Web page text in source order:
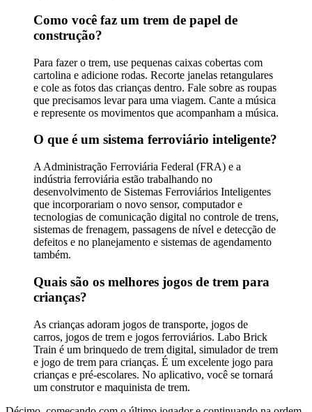
Como você faz um trem de papel de
construção?
Para fazer o trem, use pequenas caixas cobertas com
cartolina e adicione rodas. Recorte janelas retangulares
e cole as fotos das crianças dentro. Fale sobre as roupas
que precisamos levar para uma viagem. Cante a música
e represente os movimentos que acompanham a música.
O que é um sistema ferroviário inteligente?
A Administração Ferroviária Federal (FRA) e a
indústria ferroviária estão trabalhando no
desenvolvimento de Sistemas Ferroviários Inteligentes
que incorporariam o novo sensor, computador e
tecnologias de comunicação digital no controle de trens,
sistemas de frenagem, passagens de nível e detecção de
defeitos e no planejamento e sistemas de agendamento
também.
Quais são os melhores jogos de trem para
crianças?
As crianças adoram jogos de transporte, jogos de
carros, jogos de trem e jogos ferroviários. Labo Brick
Train é um brinquedo de trem digital, simulador de trem
e jogo de trem para crianças. É um excelente jogo para
crianças e pré-escolares. No aplicativo, você se tornará
um construtor e maquinista de trem.